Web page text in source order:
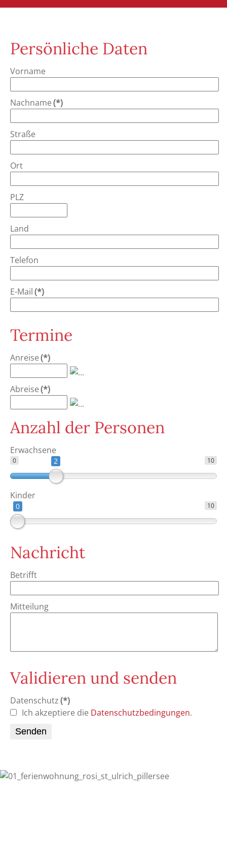
Persönliche Daten
Vorname
Nachname(*)
Straße
Ort
PLZ
Land
Telefon
E-Mail(*)
Termine
Anreise(*)
Abreise(*)
Anzahl der Personen
Erwachsene
0 10
2
Kinder
10
0
Nachricht
Betrifft
Mitteilung
Validieren und senden
Datenschutz(*)
Ich akzeptiere die Datenschutzbedingungen.
Senden